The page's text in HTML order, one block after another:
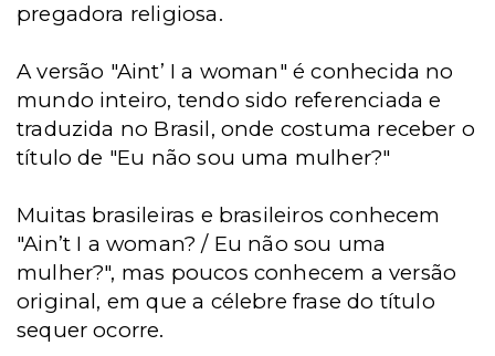
pregadora religiosa.
A versão "Aint’ I a woman" é conhecida no
mundo inteiro, tendo sido referenciada e
traduzida no Brasil, onde costuma receber o
título de "Eu não sou uma mulher?"
Muitas brasileiras e brasileiros conhecem
"Ain’t I a woman? / Eu não sou uma
mulher?", mas poucos conhecem a versão
original, em que a célebre frase do título
sequer ocorre.